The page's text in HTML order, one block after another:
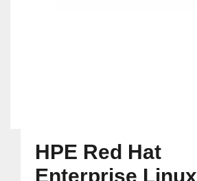
HPE Red Hat
Enterprise Linux